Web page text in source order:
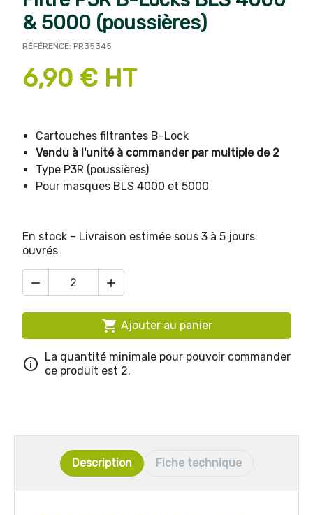
& 5000 (poussières)
RÉFÉRENCE: PR35345
6,90 € HT
Cartouches filtrantes B-Lock
Vendu à l'unité à commander par multiple de 2
Type P3R (poussières)
Pour masques BLS 4000 et 5000
En stock – Livraison estimée sous 3 à 5 jours
ouvrés
 
 Ajouter au panier
 La quantité minimale pour pouvoir commander
ce produit est 2.
Description Fiche technique